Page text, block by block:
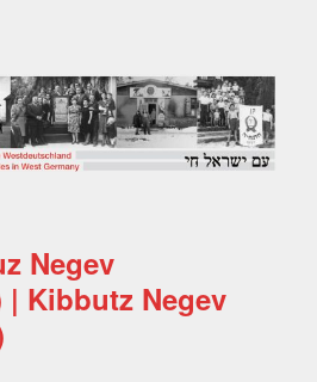
Lager und
in
Negev
| Kibbutz Negev